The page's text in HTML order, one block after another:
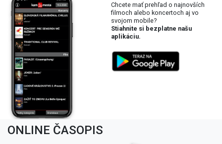
Chcete mať prehľad o najnovších
filmoch alebo koncertoch aj vo
svojom mobile?
Stiahnite si bezplatne našu
aplikáciu.
ONLINE ČASOPIS